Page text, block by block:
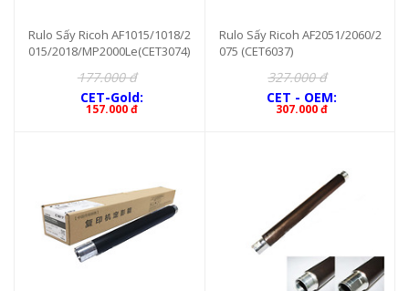
Rulo Sấy Ricoh AF1015/1018/2
015/2018/MP2000Le(CET3074)
177.000 đ
CET-Gold:
157.000 đ
Rulo Sấy Ricoh AF2051/2060/2
075 (CET6037)
327.000 đ
CET - OEM:
307.000 đ